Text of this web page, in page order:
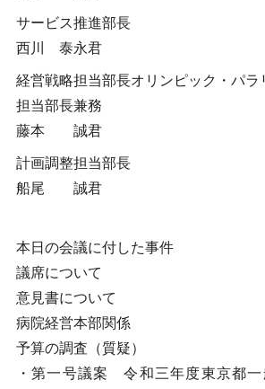
サービス推進部長
西川 泰永君
経営戦略担当部長オリンピック・パラ
担当部長兼務
藤本 誠君
計画調整担当部長
船尾 誠君
本日の会議に付した事件
議席について
意見書について
病院経営本部関係
予算の調査（質疑）
・第一号議案 令和三年度東京都